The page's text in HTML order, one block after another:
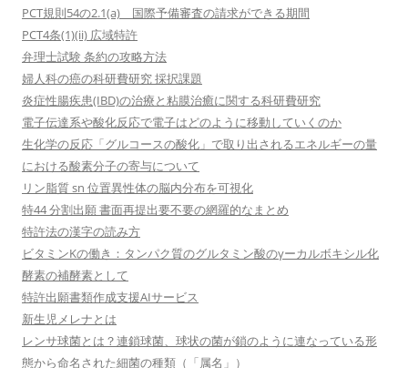
PCT規則54の2.1(a) 国際予備審査の請求ができる期間
PCT4条(1)(ii) 広域特許
弁理士試験 条約の攻略方法
婦人科の癌の科研費研究 採択課題
炎症性腸疾患(IBD)の治療と粘膜治癒に関する科研費研究
電子伝達系や酸化反応で電子はどのように移動していくのか
生化学の反応「グルコースの酸化」で取り出されるエネルギーの量
における酸素分子の寄与について
リン脂質 sn 位置異性体の脳内分布を可視化
特44 分割出願 書面再提出要不要の網羅的なまとめ
特許法の漢字の読み方
ビタミンKの働き：タンパク質のグルタミン酸のγーカルボキシル化
酵素の補酵素として
特許出願書類作成支援AIサービス
新生児メレナとは
レンサ球菌とは？連鎖球菌、球状の菌が鎖のように連なっている形
態から命名された細菌の種類（「属名」）